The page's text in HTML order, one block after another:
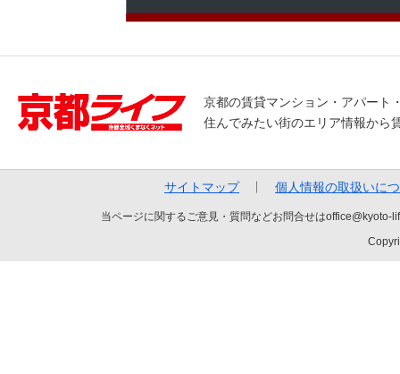
京都の賃貸マンション・アパート
住んでみたい街のエリア情報から
サイトマップ 個人情報の取扱いに
当ページに関するご意見・質問などお問合せは